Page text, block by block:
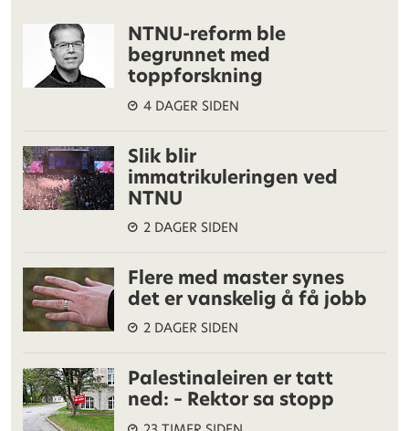
NTNU-reform ble
begrunnet med
toppforskning
4 DAGER SIDEN
Slik blir
immatrikuleringen ved
NTNU
2 DAGER SIDEN
Flere med master synes
det er vanskelig å få jobb
2 DAGER SIDEN
Palestinaleiren er tatt
ned: – Rektor sa stopp